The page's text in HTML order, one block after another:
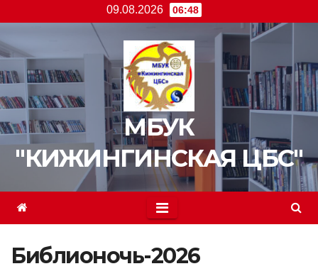
к
содержимому
09.08.2026 06:48
МБУК
"КИЖИНГИНСКАЯ ЦБС"
Библионочь-2026